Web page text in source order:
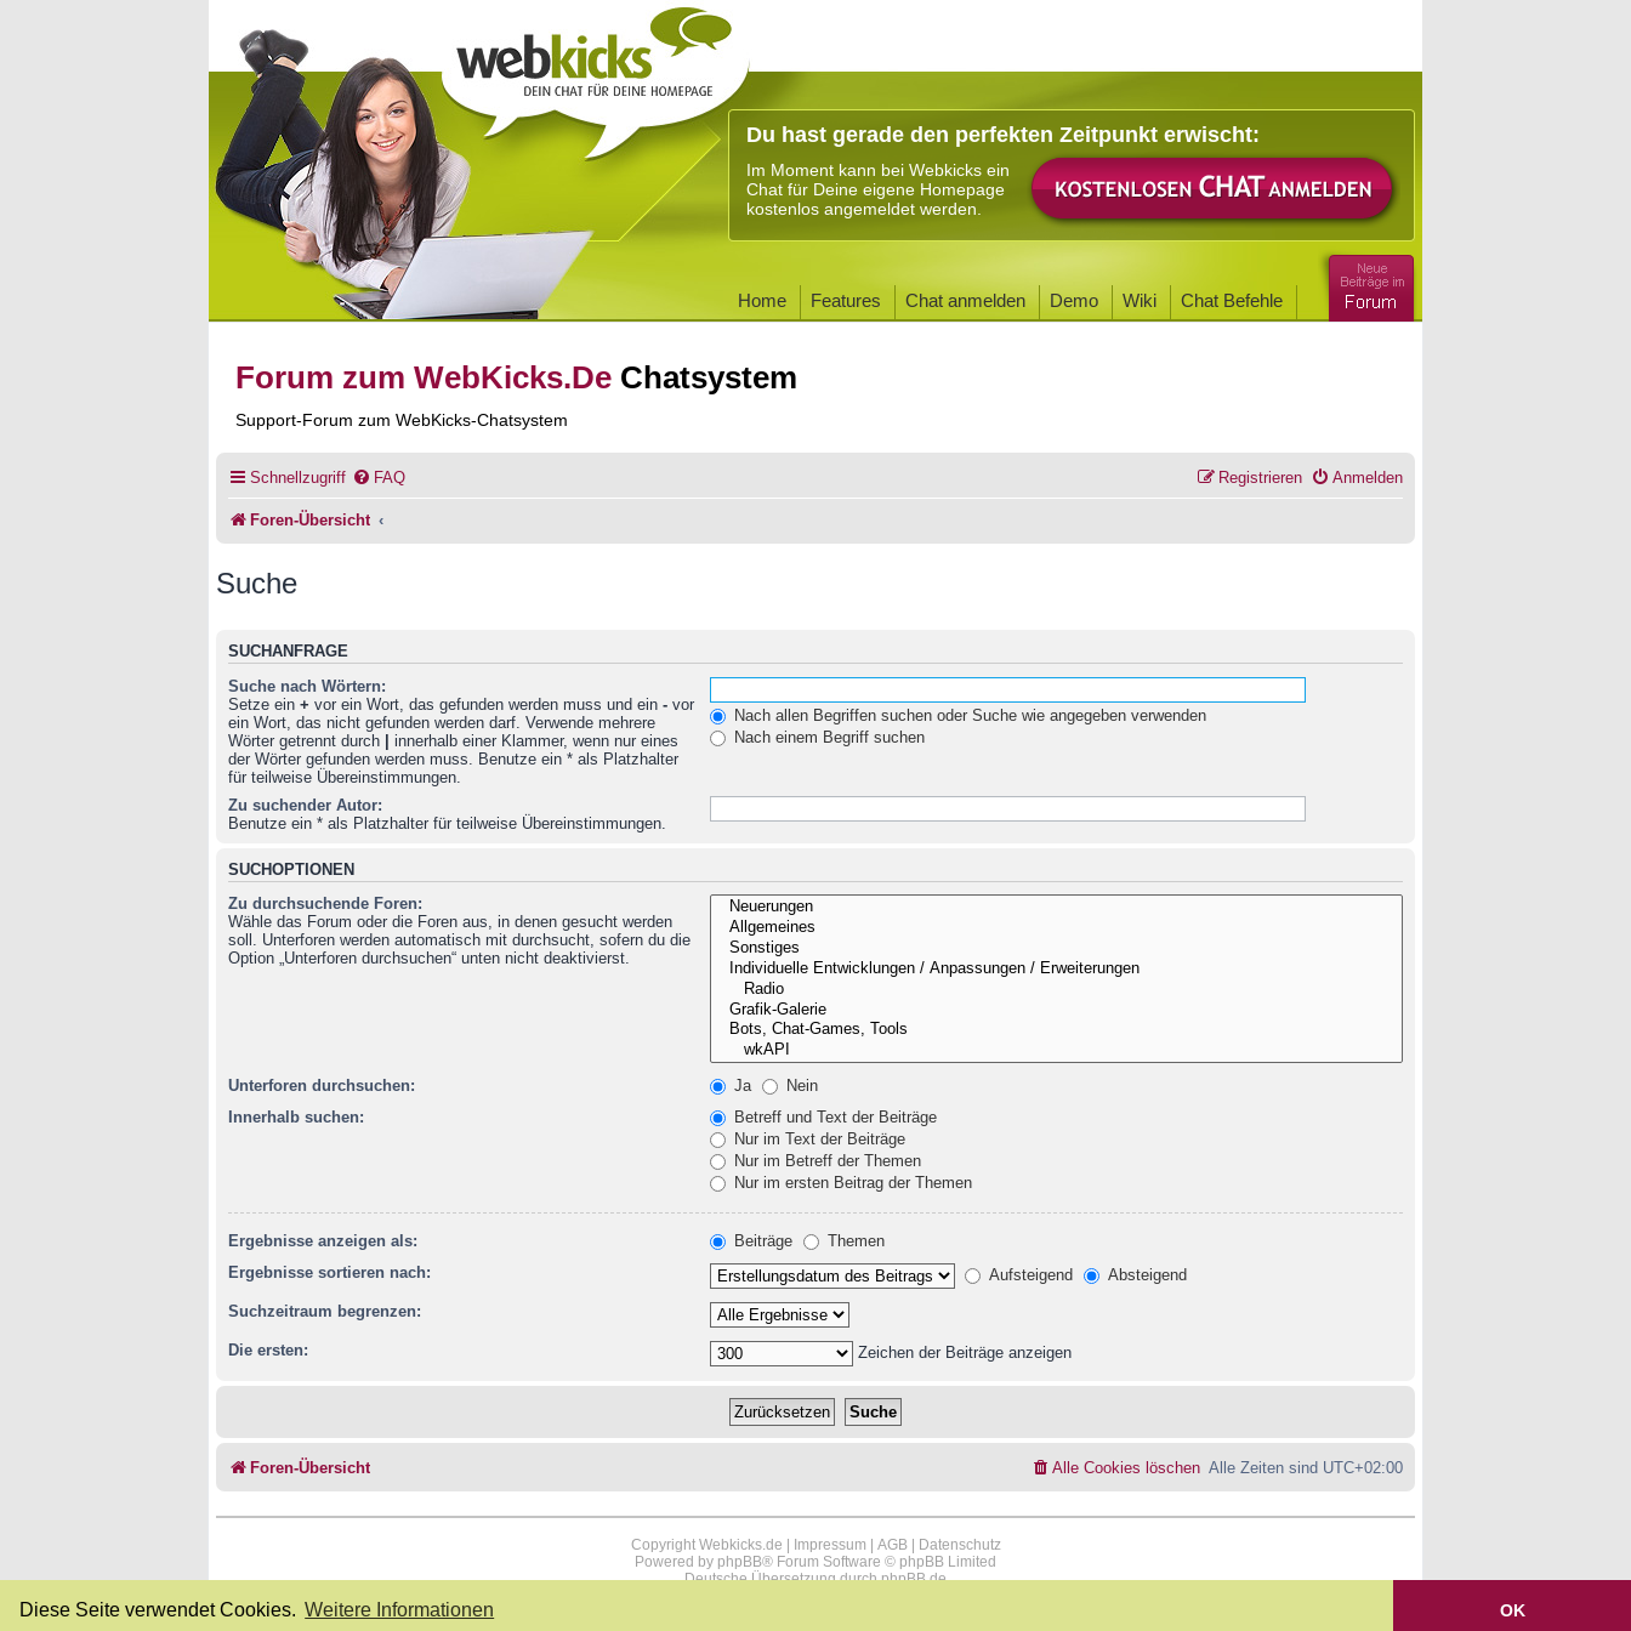
Diese Seite verwendet Cookies. Weitere Informationen OK
Du hast gerade den perfekten Zeitpunkt erwischt:
Im Moment kann bei Webkicks ein
Chat für Deine eigene Homepage
kostenlos angemeldet werden.
Home Features Chat anmelden Demo Wiki Chat Befehle
Forum zum WebKicks.De Chatsystem
Support-Forum zum WebKicks-Chatsystem
Schnellzugriff FAQ Anmelden
Registrieren
Foren-Übersicht
Suche
SUCHANFRAGE
Suche nach Wörtern:
Setze ein + vor ein Wort, das gefunden werden muss und ein - vor
ein Wort, das nicht gefunden werden darf. Verwende mehrere
Wörter getrennt durch
innerhalb einer Klammer, wenn nur eines
der Wörter gefunden werden muss. Benutze ein * als Platzhalter
für teilweise Übereinstimmungen.
Nach allen Begriffen suchen oder Suche wie angegeben verwenden
Nach einem Begriff suchen
Zu suchender Autor:
Benutze ein * als Platzhalter für teilweise Übereinstimmungen.
SUCHOPTIONEN
Zu durchsuchende Foren:
Wähle das Forum oder die Foren aus, in denen gesucht werden
soll. Unterforen werden automatisch mit durchsucht, sofern du die
Option „Unterforen durchsuchen“ unten nicht deaktivierst.
Unterforen durchsuchen: Ja
Nein
Innerhalb suchen:
Betreff und Text der Beiträge
Nur im Text der Beiträge
Nur im Betreff der Themen
Nur im ersten Beitrag der Themen
Ergebnisse anzeigen als: Beiträge
Themen
Ergebnisse sortieren nach:
Aufsteigend Absteigend
Suchzeitraum begrenzen:
Die ersten: Zeichen der Beiträge anzeigen
Foren-Übersicht Alle Zeiten sind UTC+02:00
Alle Cookies löschen
Copyright Webkicks.de | Impressum AGB|
Datenschutz
Powered by phpBB® Forum Software © phpBB Limited
Deutsche Übersetzung durchphpBB.de